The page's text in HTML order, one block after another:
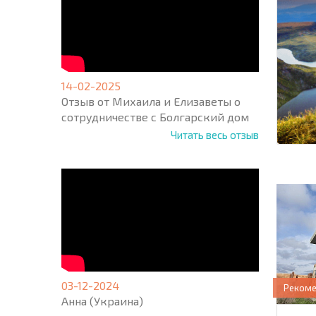
14-02-2025
Отзыв от Михаила и Елизаветы о
сотрудничестве с Болгарский дом
Читать весь отзыв
03-12-2024
Анна (Украина)